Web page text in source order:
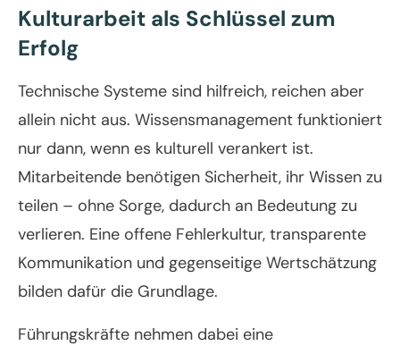
Kulturarbeit als Schlüssel zum
Erfolg
Technische Systeme sind hilfreich, reichen aber
allein nicht aus. Wissensmanagement funktioniert
nur dann, wenn es kulturell verankert ist.
Mitarbeitende benötigen Sicherheit, ihr Wissen zu
teilen – ohne Sorge, dadurch an Bedeutung zu
verlieren. Eine offene Fehlerkultur, transparente
Kommunikation und gegenseitige Wertschätzung
bilden dafür die Grundlage.
Führungskräfte nehmen dabei eine